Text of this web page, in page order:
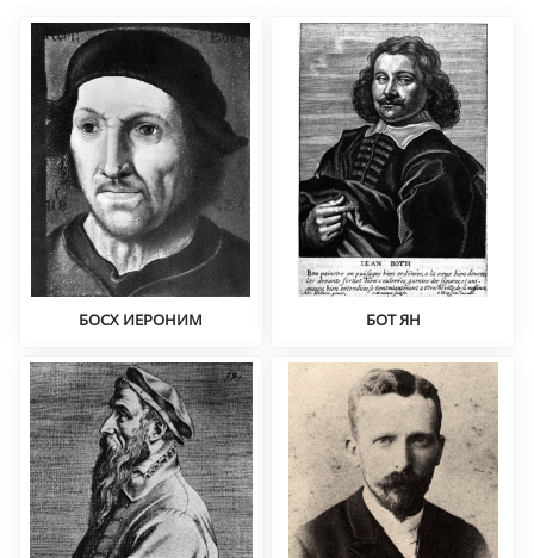
БОСХ ИЕРОНИМ
БОТ ЯН
школа